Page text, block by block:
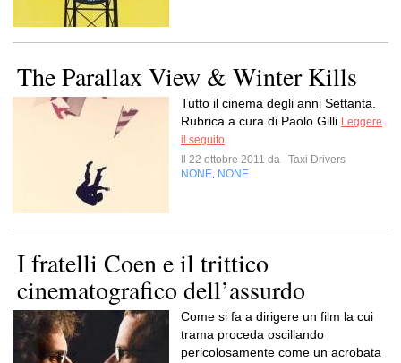
The Parallax View & Winter Kills
Tutto il cinema degli anni Settanta.
Rubrica a cura di Paolo Gilli Leggere
il seguito
Il 22 ottobre 2011 da
Taxi Drivers
NONE NONE
I fratelli Coen e il trittico
cinematografico dell’assurdo
Come si fa a dirigere un film la cui
trama proceda oscillando
pericolosamente come un acrobata